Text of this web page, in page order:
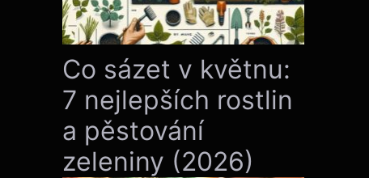
Co sázet v květnu:
7 nejlepších rostlin
a pěstování
zeleniny (2026)